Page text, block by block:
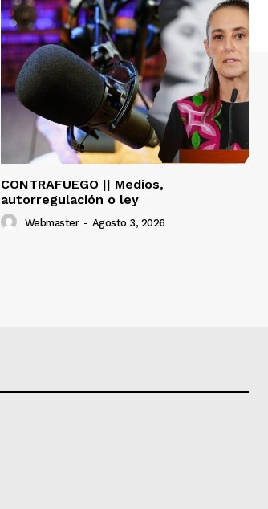
CONTRAFUEGO || Medios,
autorregulación o ley
Webmaster - Agosto 3, 2026